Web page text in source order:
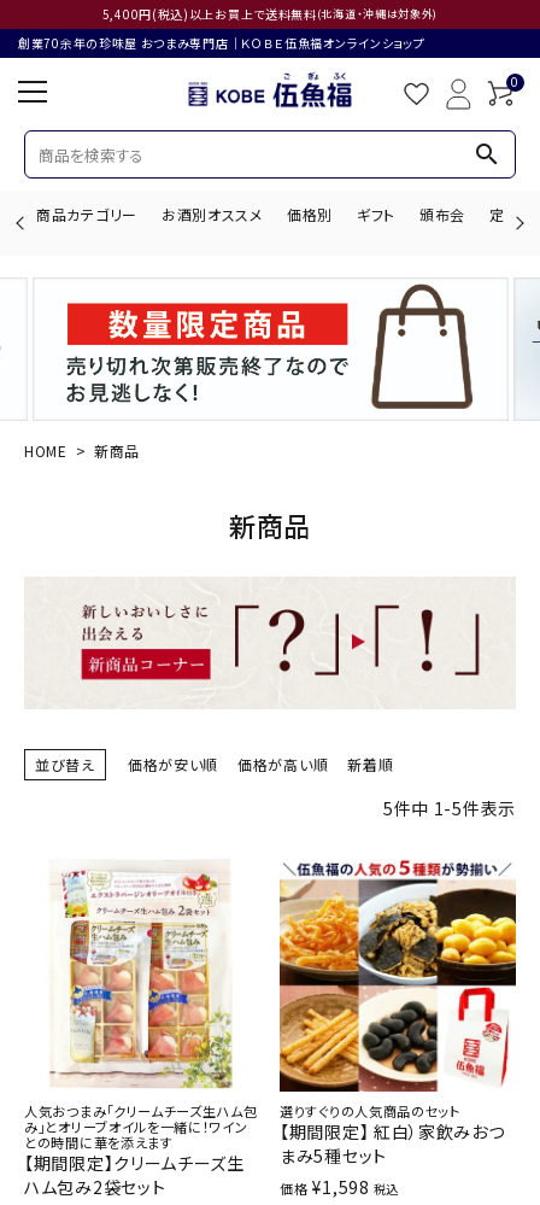
5,400円(税込)以上お買上で送料無料(北海道・沖縄は対象外)
創業70余年の珍味屋 おつまみ専門店│ＫＯＢＥ伍魚福オンラインショップ
0
search
商品カテゴリー お酒別オススメ 価格別 ギフト 頒布会 定期購
search
ACCOUNT MENU
お酒別オススメ
お問い合わせ
直営店
HOME 新商品
新商品
並び替え 価格が安い順 価格が高い順 新着順
5件中 1-5件表示
人気おつまみ「クリームチーズ生ハム包
み」とオリーブオイルを一緒に！ワイン
との時間に華を添えます
【期間限定】クリームチーズ生
ハム包み2袋セット
選りすぐりの人気商品のセット
【期間限定】 紅白）家飲みおつ
まみ5種セット
価格 ¥1,598 税込